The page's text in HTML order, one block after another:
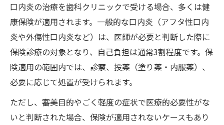
口内炎の治療を歯科クリニックで受ける場合、多くは健
康保険が適用されます。一般的な口内炎（アフタ性口内
炎や外傷性口内炎など）は、医師が必要と判断した際に
保険診療の対象となり、自己負担は通常3割程度です。保
険適用の範囲内では、診察、投薬（塗り薬・内服薬）、
必要に応じて処置が受けられます。
ただし、審美目的やごく軽度の症状で医療的必要性がな
いと判断された場合、保険が適用されないケースもあり